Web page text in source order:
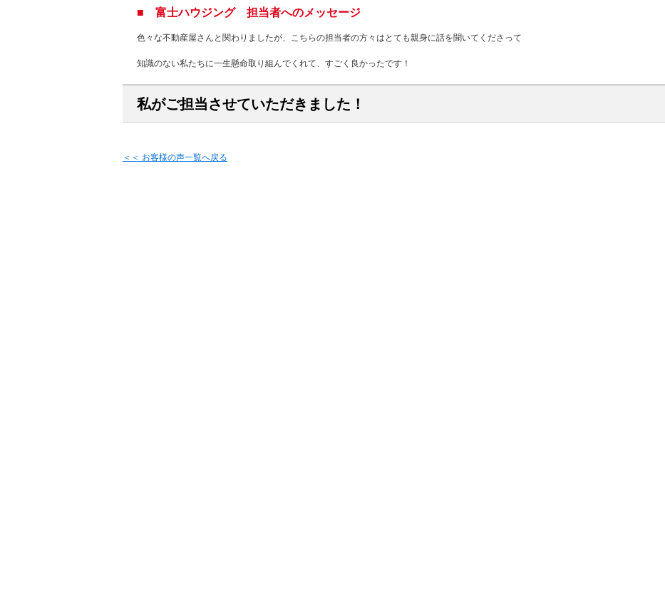
■ 富士ハウジング 担当者へのメッセージ
色々な不動産屋さんと関わりましたが、こちらの担当者の方々はとても親身に話を聞いてくださって
知識のない私たちに一生懸命取り組んでくれて、すごく良かったです！
私がご担当させていただきました！
＜＜ お客様の声一覧へ戻る